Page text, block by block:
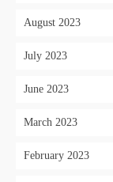
August 2023
July 2023
June 2023
March 2023
February 2023